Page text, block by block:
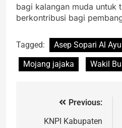
bagi kalangan muda untuk
berkontribusi bagi
Tagged: Asep Sopari Al
Mojang jajaka
Wakil
Previous:
KNPI Kabupaten